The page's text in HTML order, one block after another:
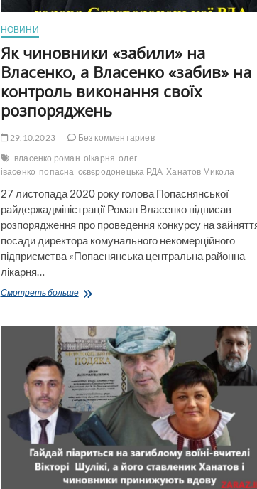
МВА
в
2022р.
НОВИНИ
Як чиновники «забили» на
Власенко, а Власенко «забив» на
контроль виконання своїх
розпоряджень
29.10.2023
Без комментариев
власенко роман оікарня олег
івасенко попасна сєвєродонецька РДА Ханатов Микола
27 листопада 2020 року голова Попаснянської
райдержадміністрації Роман Власенко підписав
розпорядження про проведення конкурсу на
посади директора комунального некомерційного
підприємства «Попаснянська центральна районна
лікарня…
Смотреть большеЯк
Власенко,
а
Власенко
«забив»
на
контроль
виконання
своїх
розпоряджень